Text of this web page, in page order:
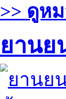
>> ดูห
ยานย